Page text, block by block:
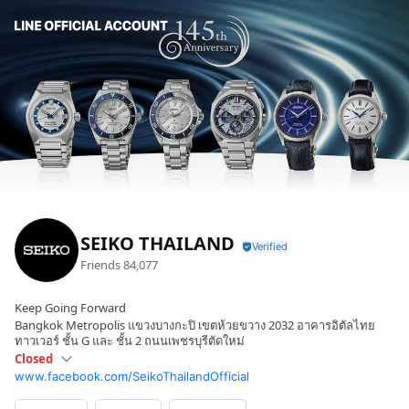
SEIKO THAILAND
Friends84,077
Keep Going Forward
Bangkok Metropolis แขวงบางกะปิ เขตห้วยขวาง 2032 อาคารอิตัลไทย
ทาวเวอร์ ชั้น G และ ชั้น 2 ถนนเพชรบุรีตัดใหม่
Closed
SunClosed
Mon09: - 17:
www.facebook.com/SeikoThailandOfficial